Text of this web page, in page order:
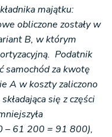
majątku:
obliczone zostały w
B, w którym
Podatnik
samochód za kwotę
A w koszty zaliczono
się z części
– 61 200 = 91 800),